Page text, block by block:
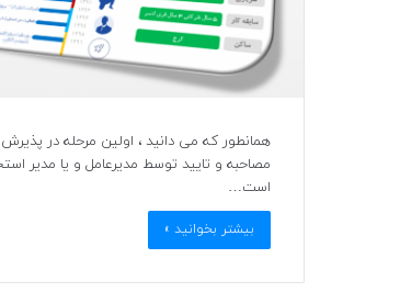
همانطور که می دانید ، اولین مرحله در
مصاحبه و تایید توسط مدیرعامل و یا مدیر
است…
بیشتر بخوانید »